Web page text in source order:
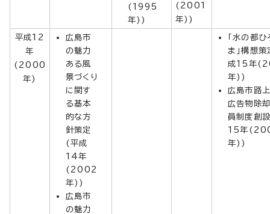
(1995
年))
(2001
年))
平成12
年
(2000
年)
広島市
の魅力
ある風
景づくり
に関す
る基本
的な方
針策定
(平成
14年
(2002
年))
広島市
の魅力
「水の都ひ
ま」構想
成15年
年))
広島市路
広告物除
員制度創
15年
年))